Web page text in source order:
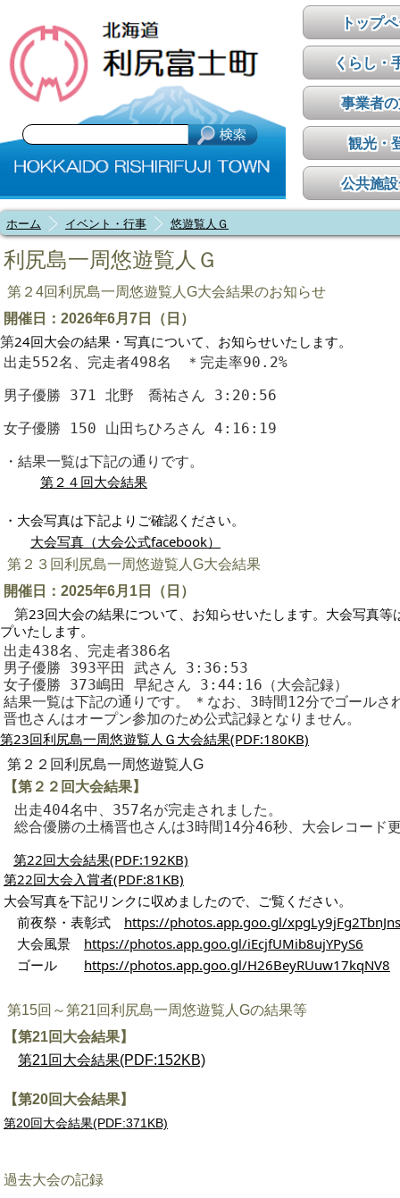
トップ
くらし・
事業者
観光・
公共施
ホーム イベント・行事 悠遊覧人Ｇ
利尻島一周悠遊覧人Ｇ
第２4回利尻島一周悠遊覧人G大会結果のお知らせ
開催日：2026年6月7日（日）
第24回大会の結果・写真について、お知らせいたします。
出走552名、完走者498名　＊完走率90.2%
男子優勝 371 北野　喬祐さん 3:20:56
女子優勝 150 山田ちひろさん 4:16:19
・ 結果一覧は下記の通りです。
第２４回大会結果
・大会写真は下記よりご確認ください。
大会写真（大会公式facebook）
第２３回利尻島一周悠遊覧人G大会結果
開催日：2025年6月1日（日）
第23回大会の結果について、お知らせいたします。大会写真等
プいたします。
出走438名、完走者386名
男子優勝 393平田 武さん 3:36:53
女子優勝 373嶋田 早紀さん 3:44:16（大会記録）
結果一覧は下記の通りです。
＊なお、3時間12分でゴール
晋也さんはオープン参加のため公式記録となりません。
第23回利尻島一周悠遊覧人Ｇ大会結果(PDF:180KB)
第２２回利尻島一周悠遊覧人G
【第２２回大会結果】
出走404名中、357名が完走されました。
総合優勝の土橋晋也さんは3時間14分46秒、大会レコード
第22回大会結果(PDF:192KB)
第22回大会入賞者(PDF:81KB)
大会写真を下記リンクに収めましたので、ご覧ください。
前夜祭・表彰式 https://photos.app.goo.gl/
大会風景 https://photos.app.goo.gl/iEcjfUMib8ujYPyS6
ゴール https://photos.app.goo.gl/H26BeyRUuw17kqNV8
第15回～第21回利尻島一周悠遊覧人Gの結果等
【第21回大会結果】
第21回大会結果(PDF:152KB)
【第20回大会結果】
第20回大会結果(PDF:371KB)
過去大会の記録